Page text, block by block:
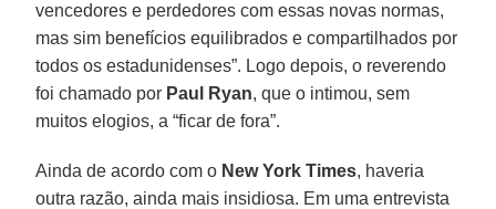
vencedores e perdedores com essas novas normas,
mas sim benefícios equilibrados e compartilhados por
todos os estadunidenses”. Logo depois, o reverendo
foi chamado por Paul Ryan, que o intimou, sem
muitos elogios, a “ficar de fora”.
Ainda de acordo com o New York Times, haveria
outra razão, ainda mais insidiosa. Em uma entrevista